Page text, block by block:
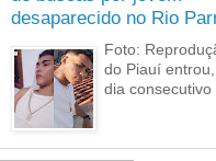
desaparecido no Rio
Foto:
do Piauí
dia consecutivo